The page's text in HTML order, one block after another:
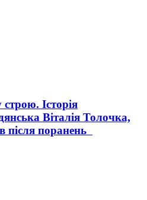
Історія
Віталія Толочка,
після поранень